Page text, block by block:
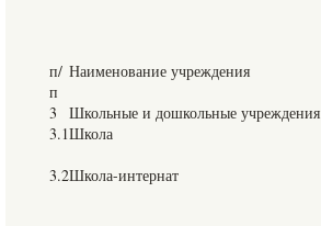
п/
п
Наименование учреждения
3
Школьные и дошкольные учреждения
3.1Школа
3.2Школа-интернат